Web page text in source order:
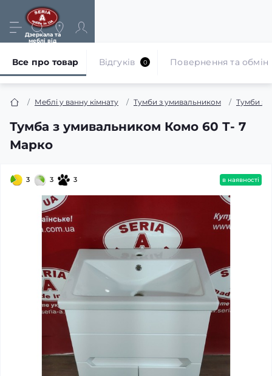
Дзеркала та
меблі від
Меблі у ванну кімнату Тумби з умивальником Тумби з
Тумба з умивальником Комо 60 Т- 7
Марко
Все про товар Відгуків 0 Повернення та обмін
3 3 3 в наявності